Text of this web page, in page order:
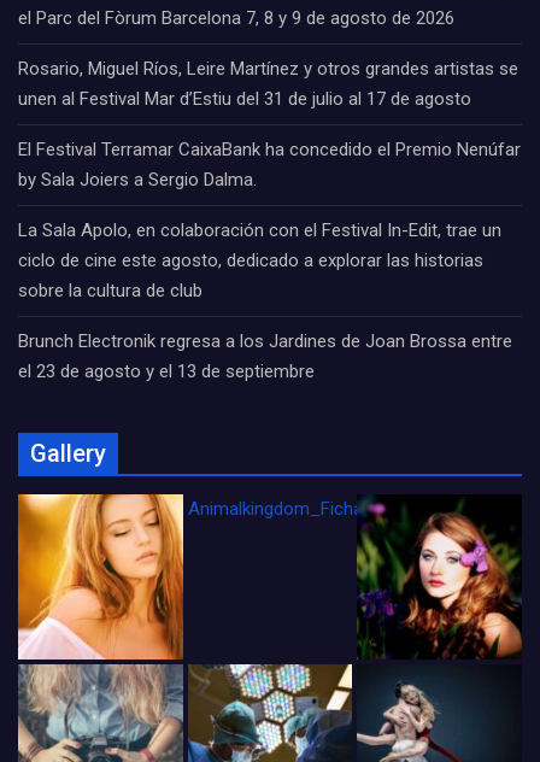
el Parc del Fòrum Barcelona 7, 8 y 9 de agosto de 2026
Rosario, Miguel Ríos, Leire Martínez y otros grandes artistas se
unen al Festival Mar d’Estiu del 31 de julio al 17 de agosto
El Festival Terramar CaixaBank ha concedido el Premio Nenúfar
by Sala Joiers a Sergio Dalma.
La Sala Apolo, en colaboración con el Festival In-Edit, trae un
ciclo de cine este agosto, dedicado a explorar las historias
sobre la cultura de club
Brunch Electronik regresa a los Jardines de Joan Brossa entre
el 23 de agosto y el 13 de septiembre
Gallery
Animalkingdom_FichaCine